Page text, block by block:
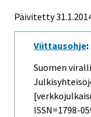
Päivitetty
Viittausohje:
Suomen
ISSN=1798-